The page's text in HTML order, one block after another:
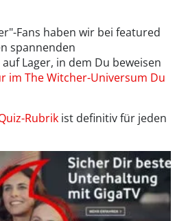
Fans haben wir bei featured
spannenden
Lager, in dem Du beweisen
im The Witcher-Universum Du
Rubrik ist definitiv für jeden